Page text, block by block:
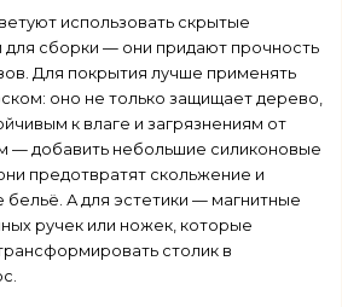
использовать скрытые
сборки — они придают прочность
Для покрытия лучше применять
оно не только защищает дерево,
к влаге и загрязнениям от
— добавить небольшие силиконовые
предотвратят скольжение и
бельё. А для эстетики — магнитные
ручек или ножек, которые
столик в